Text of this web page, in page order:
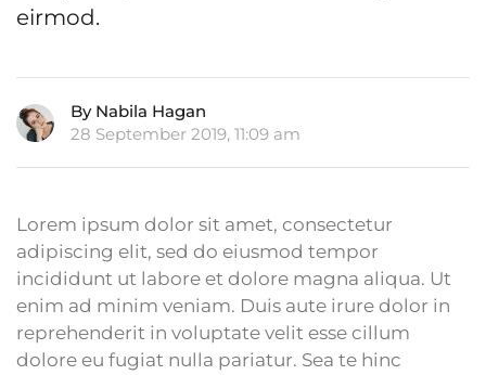
eirmod.
By Nabila Hagan
28 September 2019, 11:09 am
Lorem ipsum dolor sit amet, consectetur
adipiscing elit, sed do eiusmod tempor
incididunt ut labore et dolore magna aliqua. Ut
enim ad minim veniam. Duis aute irure dolor in
reprehenderit in voluptate velit esse cillum
dolore eu fugiat nulla pariatur. Sea te hinc